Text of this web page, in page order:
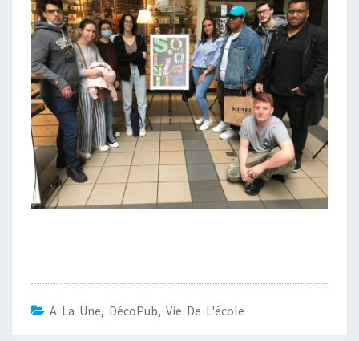
A La Une, DécoPub, Vie De L'école